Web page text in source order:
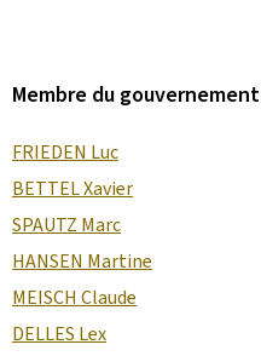
Membre du gouvernement
FRIEDEN Luc
BETTEL Xavier
SPAUTZ Marc
HANSEN Martine
MEISCH Claude
DELLES Lex